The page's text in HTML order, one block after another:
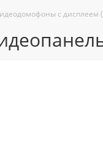
с дисплеем